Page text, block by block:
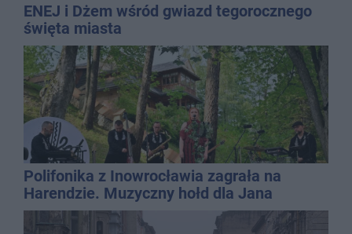
ENEJ i Dżem wśród gwiazd tegorocznego
święta miasta
Polifonika z Inowrocławia zagrała na
Harendzie. Muzyczny hołd dla Jana
Kasprowicza